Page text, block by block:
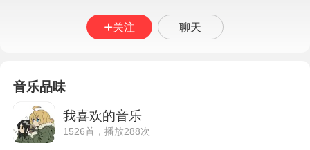
关注 聊天
音乐品味
我喜欢的音乐
1526首，播放288次